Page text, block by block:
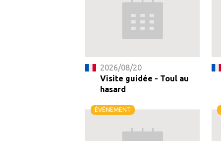
2026/08/20
Visite guidée - Toul au
hasard
ÉVÉNEMENT